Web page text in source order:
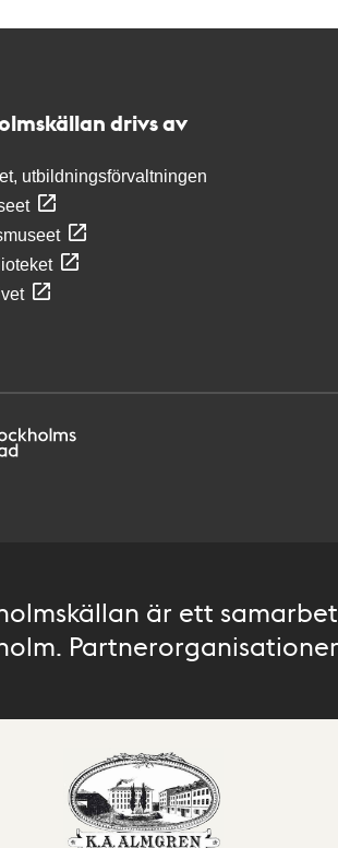
drivs av
utbildningsförvaltningen
är ett